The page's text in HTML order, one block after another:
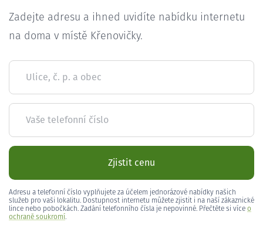
Zadejte adresu a ihned uvidíte nabídku internetu
na doma v místě Křenovičky.
Ulice, č. p. a obec
Vaše telefonní číslo
Zjistit cenu
Adresu a telefonní číslo vyplňujete za účelem jednorázové nabídky našich
služeb pro vaši lokalitu. Dostupnost internetu můžete zjistit i na naší zákaznické
lince nebo pobočkách. Zadání telefonního čísla je nepovinné. Přečtěte si více o
ochraně soukromí.